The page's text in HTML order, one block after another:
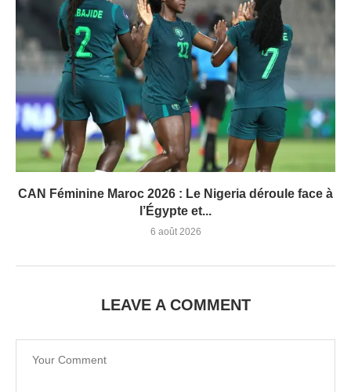
CAN Féminine Maroc 2026 : Le Nigeria déroule face à
l’Égypte et...
6 août 2026
LEAVE A COMMENT